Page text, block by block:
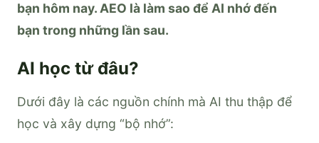
bạn hôm nay. AEO là làm sao để AI nhớ đến
bạn trong những lần sau.
AI học từ đâu?
Dưới đây là các nguồn chính mà AI thu thập để
học và xây dựng “bộ nhớ”: